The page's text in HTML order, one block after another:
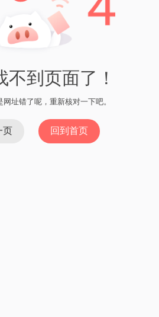
不到页面了！
址错了呢，重新核对一下吧。
页 回到首页